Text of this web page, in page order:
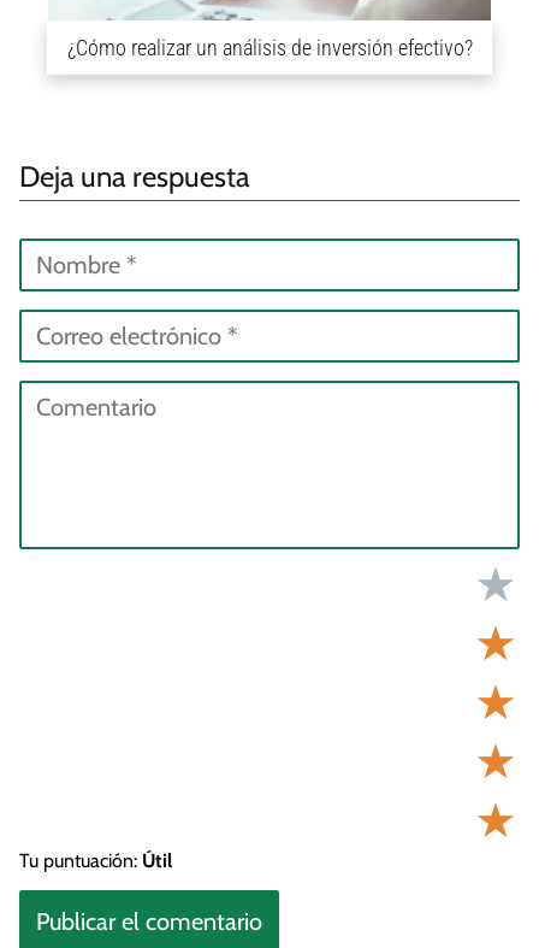
¿Cómo realizar un análisis de inversión efectivo?
Deja una respuesta
★
★
★
★
★
Tu puntuación: Útil